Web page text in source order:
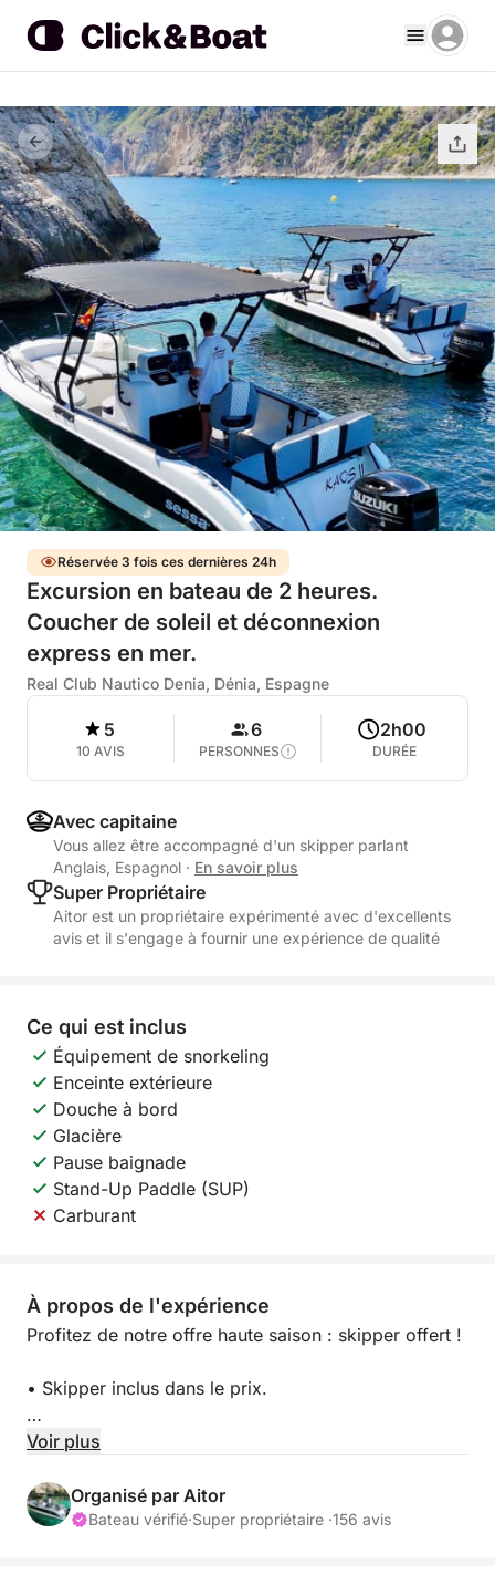
Réservée 3 fois ces dernières 24h
Excursion en bateau de 2 heures.
Coucher de soleil et déconnexion
express en mer.
Real Club Nautico Denia, Dénia, Espagne
5
10 AVIS
6
PERSONNES
2h00
DURÉE
Avec capitaine
Vous allez être accompagné d'un skipper parlant
Anglais, Espagnol · En savoir plus
Super Propriétaire
Aitor est un propriétaire expérimenté avec d'excellents
avis et il s'engage à fournir une expérience de qualité
Ce qui est inclus
Équipement de snorkeling
Enceinte extérieure
Douche à bord
Glacière
Pause baignade
Stand-Up Paddle (SUP)
Carburant
À propos de l'expérience
Profitez de notre offre haute saison : skipper offert !
• Skipper inclus dans le prix.
• Pas de caution.
• Carburant non inclus.
Voir plus
Organisé par Aitor
Bateau vérifié·Super propriétaire ·156 avis